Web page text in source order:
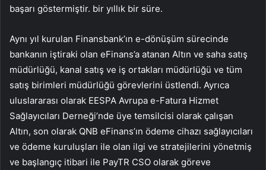
başarı göstermiştir. bir yıllık bir süre.
Aynı yıl kurulan Finansbank’ın e-dönüşüm sürecinde
bankanın iştiraki olan eFinans’a atanan Altın ve saha satış
müdürlüğü, kanal satış ve iş ortakları müdürlüğü ve tüm
satış birimleri müdürlüğü görevlerini üstlendi. Ayrıca
uluslararası olarak EESPA Avrupa e-Fatura Hizmet
Sağlayıcıları Derneği’nde üye temsilcisi olarak çalışan
Altın, son olarak QNB eFinans’ın ödeme cihazı sağlayıcıları
ve ödeme kuruluşları ile olan ilgi ve stratejilerini yönetmiş
ve başlangıç ​​itibari ile PayTR CSO olarak göreve